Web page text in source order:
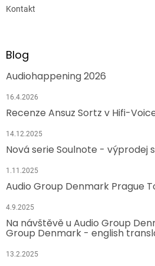
Kontakt
Blog
Audiohappening 2026
16.4.2026
Recenze Ansuz Sortz v Hifi-
14.12.2025
Nová serie Soulnote - výprodej
1.11.2025
Audio Group Denmark Prague
4.9.2025
Na návštěvě u Audio Group
Group Denmark - english
13.2.2025